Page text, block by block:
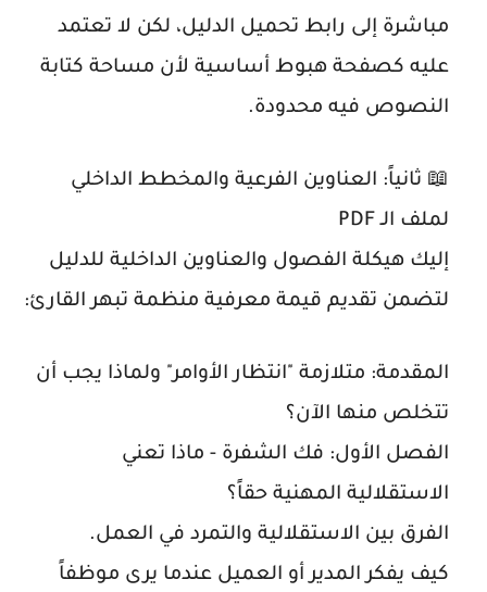
مباشرة إلى رابط تحميل الدليل، لكن لا تعتمد
عليه كصفحة هبوط أساسية لأن مساحة كتابة
النصوص فيه محدودة.
📖 ثانياً: العناوين الفرعية والمخطط الداخلي
لملف الـPDF
إليك هيكلة الفصول والعناوين الداخلية للدليل
لتضمن تقديم قيمة معرفية منظمة تبهر القارئ:
المقدمة: متلازمة "انتظار الأوامر" ولماذا يجب أن
تتخلص منها الآن؟
الفصل الأول: فك الشفرة - ماذا تعني
الاستقلالية المهنية حقاً؟
الفرق بين الاستقلالية والتمرد في العمل.
كيف يفكر المدير أو العميل عندما يرى موظفاً